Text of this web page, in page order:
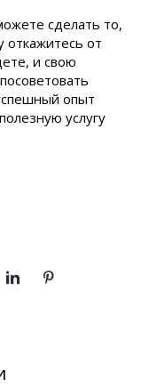
сделать то,
откажитесь от
и свою
опыт
услугу